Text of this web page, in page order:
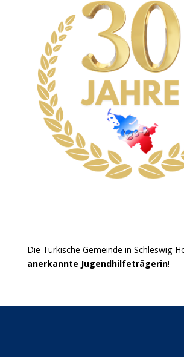
Die Türkische Gemeinde in Schleswig-
anerkannte Jugendhilfeträgerin!